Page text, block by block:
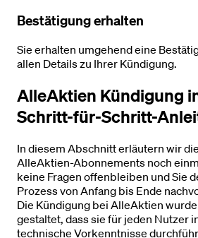
Bestätigung erhalten
Sie erhalten umgehend eine
allen Details zu Ihrer Kündigung.
AlleAktien Kündigung
Schritt-für-Schritt-
In diesem Abschnitt erläutern wir
AlleAktien-Abonnements noch
keine Fragen offenbleiben und Sie
Prozess von Anfang bis Ende
Die Kündigung bei AlleAktien
gestaltet, dass sie für jeden Nutzer
technische Vorkenntnisse